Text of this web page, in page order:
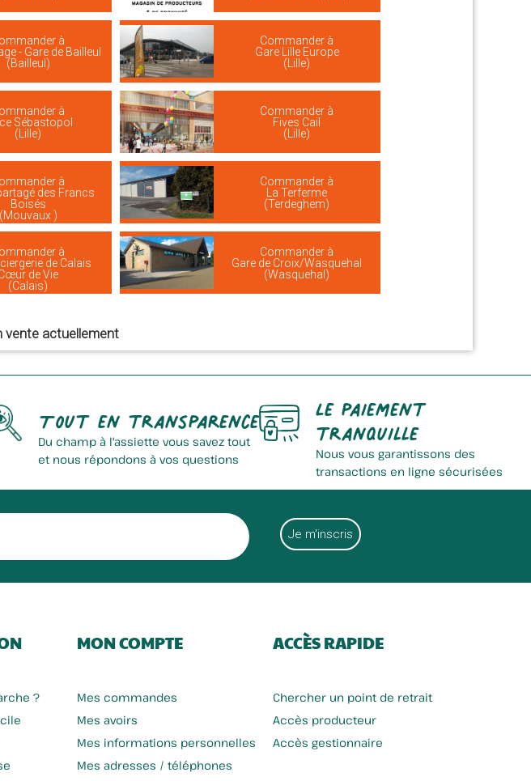
à
- Gare de Bailleul
(Bailleul)
Commander à
Gare Lille Europe
(Lille)
à
Sébastopol
(Lille)
Commander à
Fives Cail
(Lille)
à
des Francs
Boisés
(Mouvaux )
Commander à
La Terferme
(Terdeghem)
à
de Calais
de Vie
(Calais)
Commander à
Gare de Croix/Wasquehal
(Wasquehal)
vente actuellement
Tout en transparence
Du champ à l'assiette vous savez tout
et nous répondons à vos questions
Le paiement
tranquille
Nous vous garantissons des
transactions en ligne sécurisées
?
MON COMPTE
Mes commandes
Mes avoirs
Mes informations personnelles
Mes adresses / téléphones
ACCÈS RAPIDE
Chercher un point de retrait
Accès producteur
Accès gestionnaire